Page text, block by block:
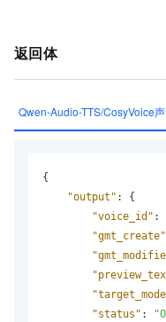
返回体
Qwen-Audio-TTS/CosyVoice
{
"output" :
{
"voice_id" :
"gmt_create"
"status" :